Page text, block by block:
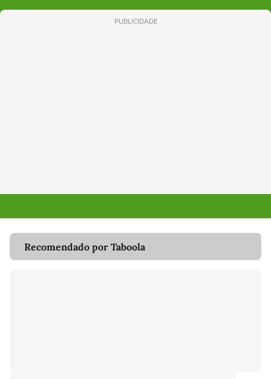
PUBLICIDADE
Recomendado por Taboola